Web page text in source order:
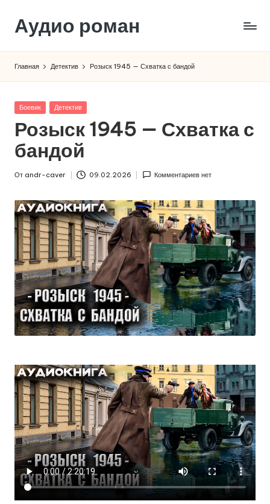
Перейти
содержимому
Аудио роман
Главная Детектив Розыск 1945 — Схватка с бандой
Опубликовано
Боевик Детектив
Розыск 1945 — Схватка с
бандой
От andr-caver 09.02.2026 Комментариев нет